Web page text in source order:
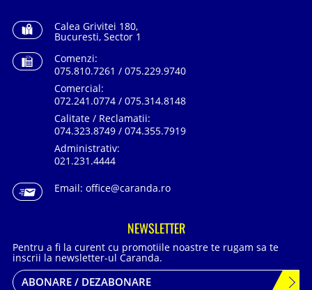
Calea Grivitei 180,
Bucuresti, Sector 1
Comenzi:
075.810.7261 / 075.229.9740
Comercial:
072.241.0774 / 075.314.8148
Calitate / Reclamatii:
074.323.8749 / 074.355.7919
Administrativ:
021.231.4444
Email: office@caranda.ro
NEWSLETTER
Pentru a fi la curent cu promotiile noastre te rugam sa te
inscrii la newsletter-ul Caranda.
ABONARE / DEZABONARE